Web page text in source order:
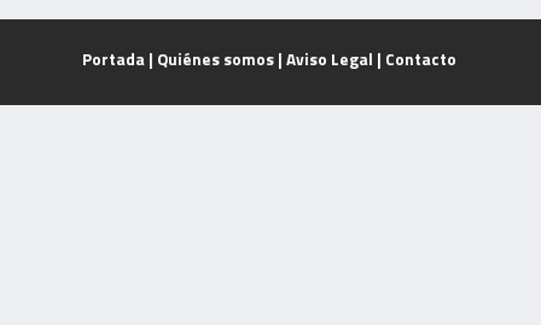
Portada | Quiénes somos| Aviso Legal | Contacto